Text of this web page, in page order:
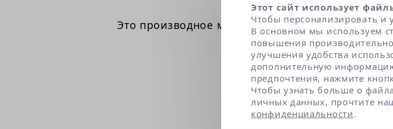
Это производное меди обладает
Этот сайт использует
Чтобы персонализировать и
В основном мы используем
повышения
улучшения удобства
дополнительную
предпочтения, нажмите
Чтобы узнать больше о
личных данных, прочтите
конфиденциальности.